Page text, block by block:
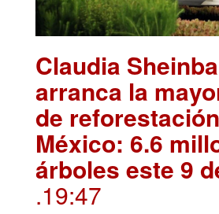
Claudia
arranca la
de
México: 6.6
árboles este 9
.19:47